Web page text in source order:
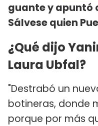
guante y apuntó
Sálvese quien
¿Qué dijo
Laura Ubfal?
"Destrabó un
botineras, donde
porque por más